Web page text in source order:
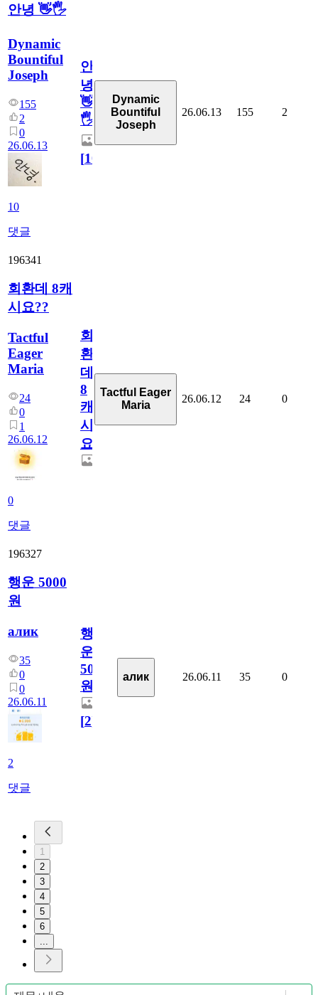
안녕 👋🖐
Dynamic
Bountiful
Joseph
155
2
0
26.06.13
10
댓글
안
녕
👋
🖐
[10
Dynamic
Bountiful
Joseph
26.06.13 155 2
196341
회환데 8캐
시요??
Tactful
Eager
Maria
24
0
1
26.06.12
0
댓글
회
환
데
8
캐
시
요??
Tactful Eager
Maria
26.06.12 24 0
196327
행운 5000
원
алик
35
0
0
26.06.11
2
댓글
행
운
5000
원
[2]
алик 26.06.11 35 0
1
2
3
4
5
6